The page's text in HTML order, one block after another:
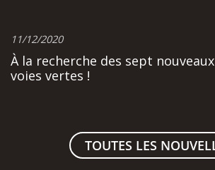
11/12/2020
À la recherche des sept
voies vertes !
TOUTES LES